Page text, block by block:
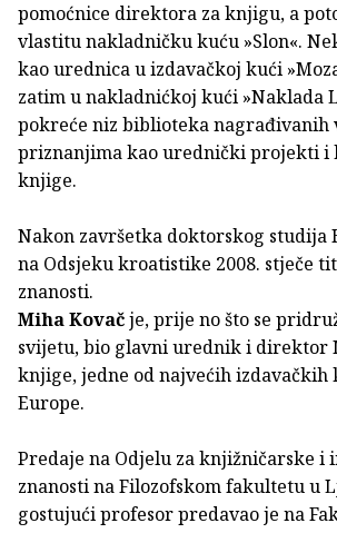
pomoćnice direktora za knjigu, a
vlastitu nakladničku kuću »Slon«.
kao urednica u izdavačkoj kući
zatim u nakladnićkoj kući »Naklada
pokreće niz biblioteka nagrađivanih
priznanjima kao urednički projekti i
knjige.
Nakon završetka doktorskog
na Odsjeku kroatistike 2008. stječe
znanosti.
Miha Kovačje, prije no što se
svijetu, bio glavni urednik i direktor
knjige, jedne od najvećih izdavačkih
Europe.
Predaje na Odjelu za knjižničarske i
znanosti na Filozofskom fakultetu u
gostujući profesor predavao je na